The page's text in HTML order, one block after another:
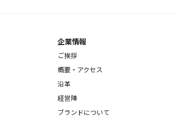
企業情報
ご挨拶
概要・アクセス
沿革
経営陣
ブランドについて